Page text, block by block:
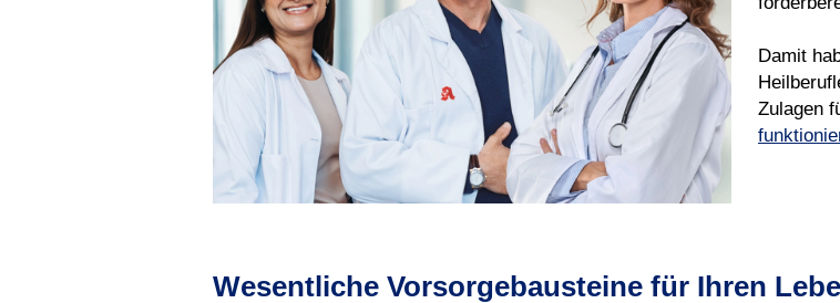
Damit
Zulagen
Wesentliche Vorsorgebausteine für Ihren